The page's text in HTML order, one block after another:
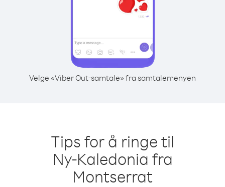
Velge «Viber Out-samtale» fra samtalemenyen
Tips for å ringe til
Ny-Kaledonia fra
Montserrat